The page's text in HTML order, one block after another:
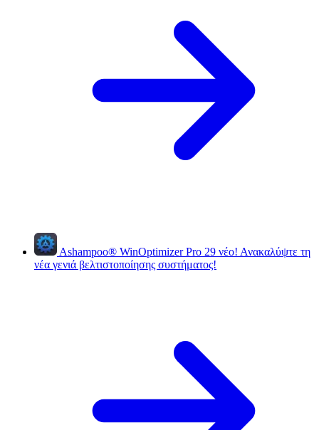
Ashampoo® WinOptimizer Pro 29 νέο! Ανακαλύψτε τη
νέα γενιά βελτιστοποίησης συστήματος!